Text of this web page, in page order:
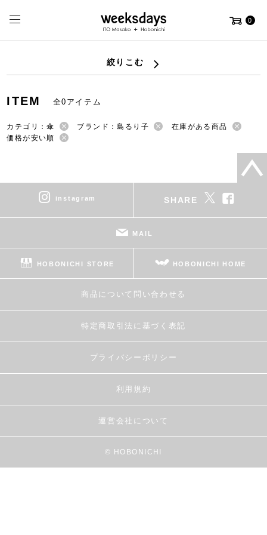
0
絞りこむ
ITEM 全0アイテム
カテゴリ：傘 ブランド：島るり子
在庫がある商品
価格が安い順
instagram SHARE
MAIL
HOBONICHI STORE HOBONICHI HOME
商品について問い合わせる
特定商取引法に基づく表記
プライバシーポリシー
利用規約
運営会社について
© HOBONICHI